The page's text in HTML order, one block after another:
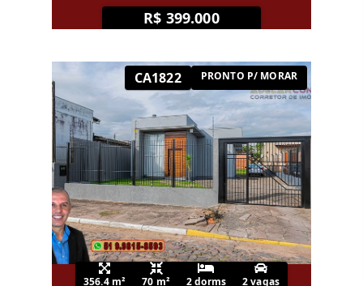
R$ 399.000
CA1822 PRONTO P/ MORAR
356.4 m² 70 m² 2 dorms 2 vagas